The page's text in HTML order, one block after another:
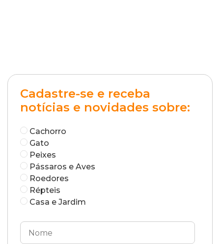
Cadastre-se e receba
notícias e novidades sobre:
Cachorro
Gato
Peixes
Pássaros e Aves
Roedores
Répteis
Casa e Jardim